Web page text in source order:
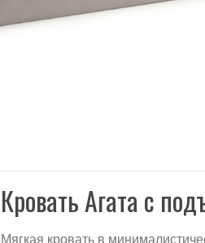
Кровать Агата с
Мягкая кровать в